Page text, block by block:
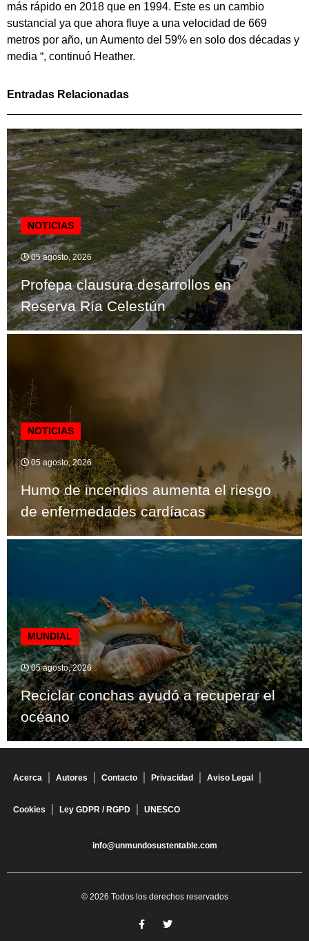
más rápido en 2018 que en 1994. Este es un cambio
sustancial ya que ahora fluye a una velocidad de 669
metros por año, un Aumento del 59% en solo dos décadas y
media “, continuó Heather.
Entradas Relacionadas
NOTICIAS
05 agosto, 2026
Profepa clausura desarrollos en
Reserva Ría Celestún
NOTICIAS
05 agosto, 2026
Humo de incendios aumenta el riesgo
de enfermedades cardíacas
MUNDIAL
05 agosto, 2026
Reciclar conchas ayudó a recuperar el
océano
Acerca Autores Contacto Privacidad Aviso Legal
Cookies Ley GDPR / RGPD UNESCO
info@unmundosustentable.com
© 2026 Todos los derechos reservados